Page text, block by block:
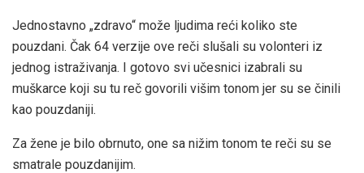
Jednostavno „zdravo“ može ljudima reći koliko ste
pouzdani. Čak 64 verzije ove reči slušali su volonteri iz
jednog istraživanja. I gotovo svi učesnici izabrali su
muškarce koji su tu reč govorili višim tonom jer su se činili
kao pouzdaniji.
Za žene je bilo obrnuto, one sa nižim tonom te reči su se
smatrale pouzdanijim.